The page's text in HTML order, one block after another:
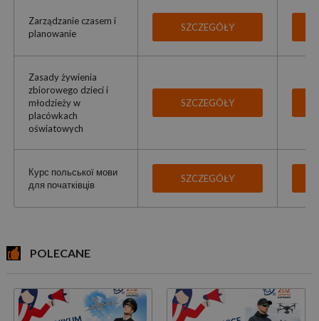
Zarządzanie czasem i
planowanie
SZCZEGÓŁY
Zasady żywienia
zbiorowego dzieci i
młodzieży w
placówkach
oświatowych
SZCZEGÓŁY
Курс польської мови
для початківців
SZCZEGÓŁY
POLECANE